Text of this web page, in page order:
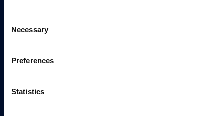
Selection
Necessary
Preferences
Statistics
illeszkedő
Formák